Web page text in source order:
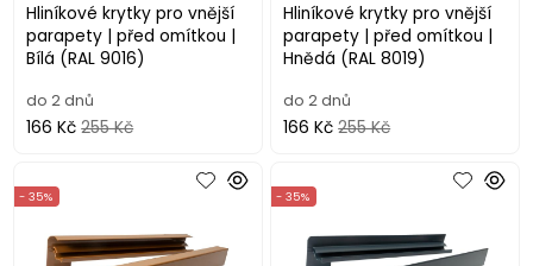
Hliníkové krytky pro vnější
parapety | před omítkou |
Bílá (RAL 9016)
do 2 dnů
166 Kč 255 Kč
Hliníkové krytky pro vnější
parapety | před omítkou |
Hnědá (RAL 8019)
do 2 dnů
166 Kč 255 Kč
- 35% - 35%